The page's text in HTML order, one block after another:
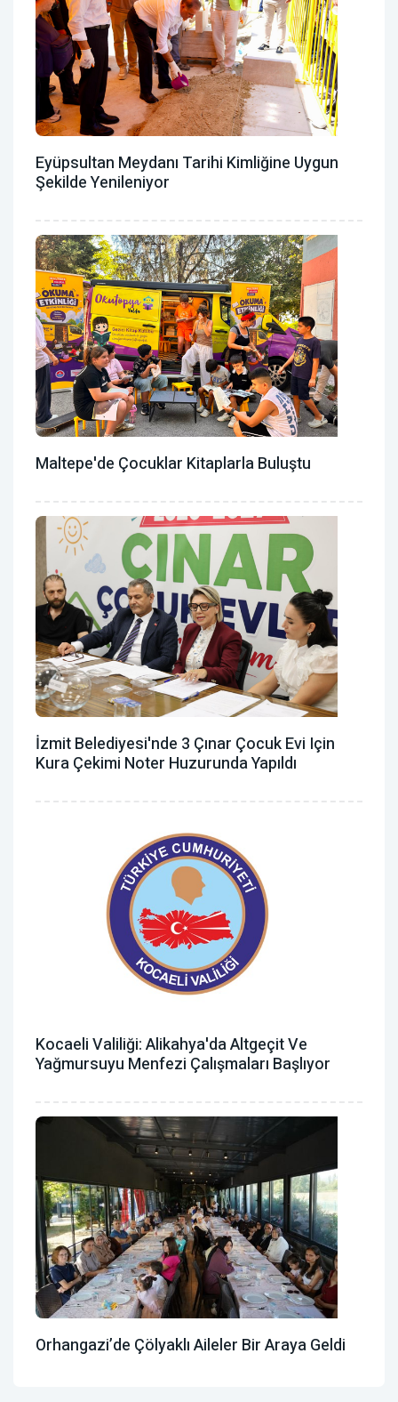
Eyüpsultan Meydanı Tarihi Kimliğine Uygun
Şekilde Yenileniyor
Maltepe'de Çocuklar Kitaplarla Buluştu
İzmit Belediyesi'nde 3 Çınar Çocuk Evi Için
Kura Çekimi Noter Huzurunda Yapıldı
Kocaeli Valiliği: Alikahya'da Altgeçit Ve
Yağmursuyu Menfezi Çalışmaları Başlıyor
Orhangazi’de Çölyaklı Aileler Bir Araya Geldi